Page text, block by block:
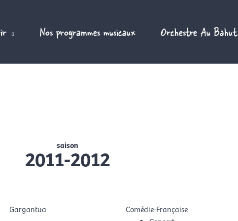
Nos programmes musicaux Orchestre Au Bahut
saison
2011-2012
Gargantua
Comédie-Française